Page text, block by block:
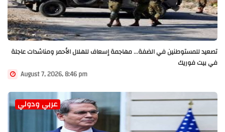
تصعيد للمستوطنين في الضفة... مهاجمة إسعاف للهلال الأحمر ومناشدات عاجلة
في بيت فوريك
August 7, 2026, 8:46 pm
عربي ودولي